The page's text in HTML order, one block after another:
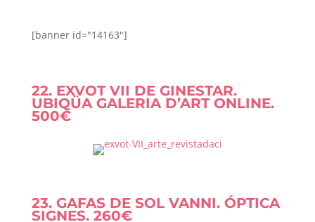
[banner id="14163"]
22. EXVOT VII DE GINESTAR.
UBIQÜA GALERIA D’ART ONLINE.
500€
23. GAFAS DE SOL VANNI. ÓPTICA
SIGNES. 260€